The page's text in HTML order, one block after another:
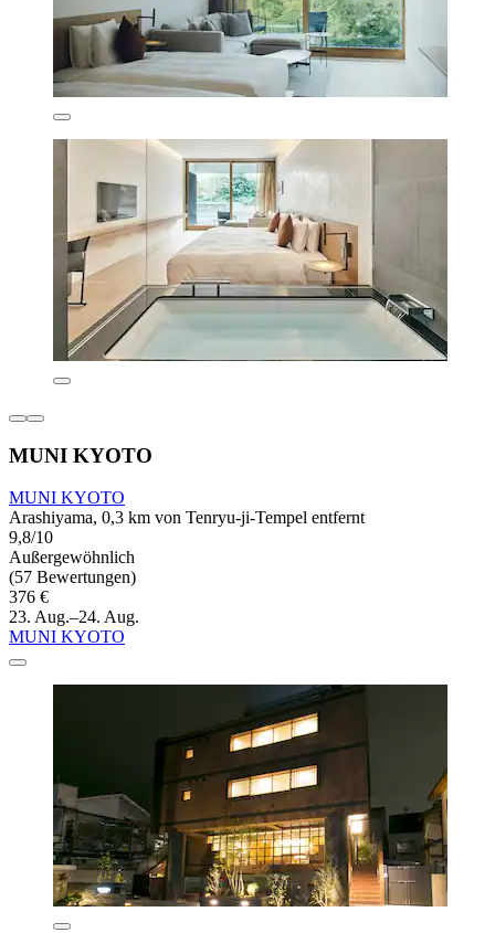
MUNI KYOTO
MUNI KYOTO
Arashiyama, 0,3 km von Tenryu-ji-Tempel entfernt
9,8/10
Außergewöhnlich
(57 Bewertungen)
376 €
23. Aug.–24. Aug.
MUNI KYOTO